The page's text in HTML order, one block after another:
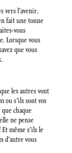
vers l’avenir.
fait une tonne
vous
Lorsque vous
que vous
les autres vont
ou s’ils sont vos
chaque
ne pense
même s’ils le
d’autre vous